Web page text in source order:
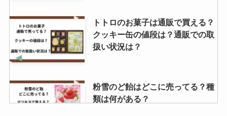
トトロのお菓子は通販で買える？
クッキー缶の値段は？通販での取
扱い状況は？
粉雪のど飴はどこに売ってる？種
類は何がある？